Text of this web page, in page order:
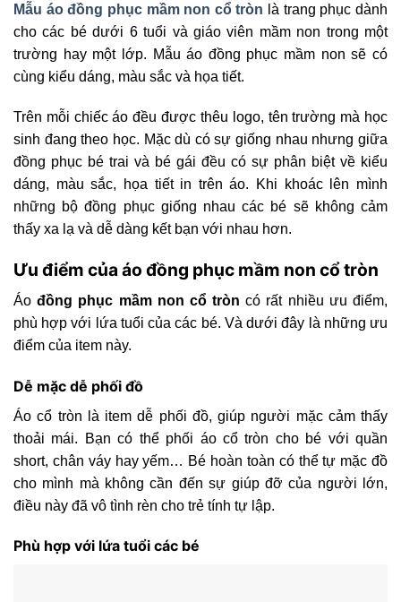
Mẫu áo đồng phục mầm non cổ tròn là trang phục dành
cho các bé dưới 6 tuổi và giáo viên mầm non trong một
trường hay một lớp. Mẫu áo đồng phục mầm non sẽ có
cùng kiểu dáng, màu sắc và họa tiết.
Trên mỗi chiếc áo đều được thêu logo, tên trường mà học
sinh đang theo học. Mặc dù có sự giống nhau nhưng giữa
đồng phục bé trai và bé gái đều có sự phân biệt về kiểu
dáng, màu sắc, họa tiết in trên áo. Khi khoác lên mình
những bộ đồng phục giống nhau các bé sẽ không cảm
thấy xa lạ và dễ dàng kết bạn với nhau hơn.
Ưu điểm của áo đồng phục mầm non cổ tròn
Áođồng phục mầm non cổ tròn có rất nhiều ưu điểm,
phù hợp với lứa tuổi của các bé. Và dưới đây là những ưu
điểm của item này.
Dễ mặc dễ phối đồ
Áo cổ tròn là item dễ phối đồ, giúp người mặc cảm thấy
thoải mái. Bạn có thể phối áo cổ tròn cho bé với quần
short, chân váy hay yếm… Bé hoàn toàn có thể tự mặc đồ
cho mình mà không cần đến sự giúp đỡ của người lớn,
điều này đã vô tình rèn cho trẻ tính tự lập.
Phù hợp với lứa tuổi các bé